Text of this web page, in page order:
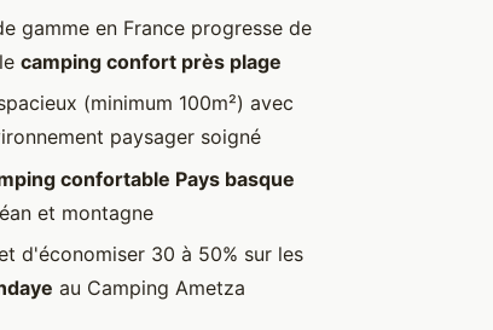
gamme en France progresse de
camping confort près plage
(minimum 100m²) avec
paysager soigné
confortable Pays basque
et montagne
d'économiser 30 à 50% sur les
au Camping Ametza